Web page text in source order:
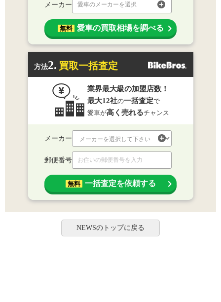
メーカー 愛車のメーカーを選択
無料 愛車の買取相場を調べる
方法2. 買取一括査定
業界最大級の加盟店数！
最大12社の一括査定で
愛車が高く売れるチャンス
メーカー
郵便番号
無料 一括査定を依頼する
NEWSのトップに戻る